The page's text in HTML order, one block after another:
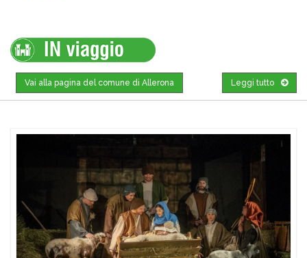
Leggi tutto
Vai alla pagina del comune di Allerona